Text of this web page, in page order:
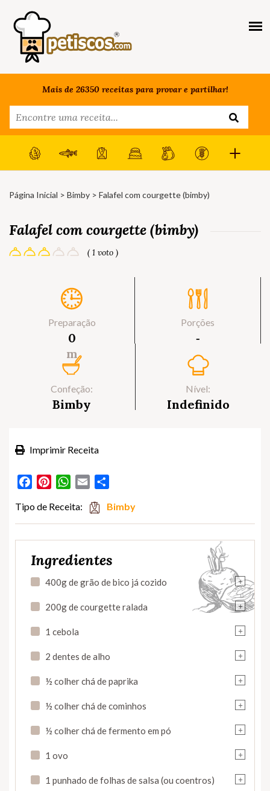
Mais de 26350 receitas para provar e partilhar!
Página Inicial > Bimby > Falafel com courgette (bimby)
Falafel com courgette (bimby)
( 1 voto )
Preparação
0
m
Porções
‐
Confeção:
Bimby
Nível:
Indefinido
Imprimir Receita
FacebookPinterestWhatsApp
Email
Tipo de Receita: Bimby
Ingredientes
+
400g de grão de bico já cozido
+
200g de courgette ralada
+
1 cebola
+
2 dentes de alho
+
½ colher chá de paprika
+
½ colher chá de cominhos
+
½ colher chá de fermento em pó
+
1 ovo
+
1 punhado de folhas de salsa (ou coentros)